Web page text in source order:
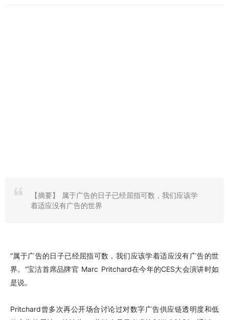
【摘要】
属于广告的日子已经屈指可数，我们应该学
着适应没有广告的世界
“属于广告的日子已经屈指可数，我们应该学着适应没有广告的世
界。”宝洁首席品牌官 Marc Pritchard在今年的CES大会演讲时如
是说。
Pritchard曾多次再公开场合讨论过对数字广告供应链透明度和低